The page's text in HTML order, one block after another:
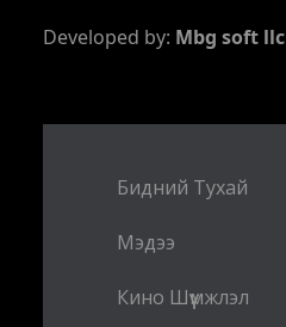
Developed by: Mbg soft llc
Бидний Тухай
Мэдээ
Кино Шүүмжлэл